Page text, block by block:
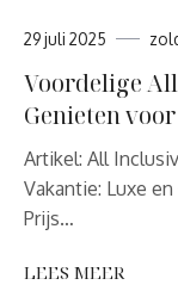
29 juli 2025
Voordelige
Genieten
Artikel: All
Vakantie: Luxe
Prijs…
LEES MEER